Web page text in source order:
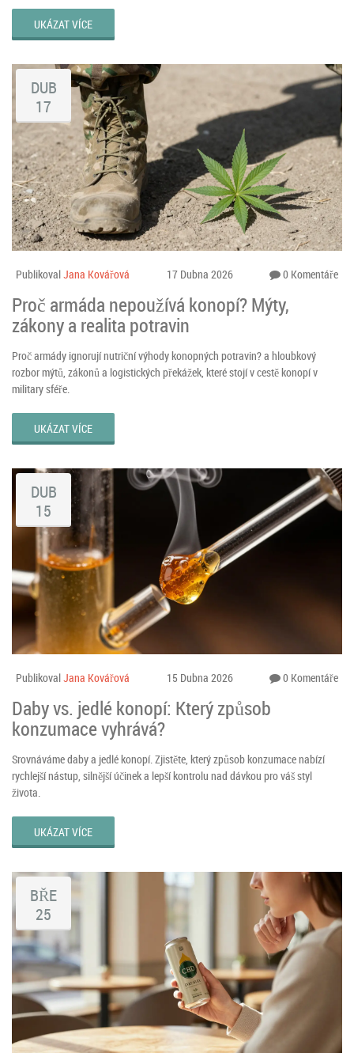
UKÁZAT VÍCE
DUB
17
PublikovalJana Kovářová 17 Dubna 2026 0 Komentáře
Proč armáda nepoužívá konopí? Mýty,
zákony a realita potravin
Proč armády ignorují nutriční výhody konopných potravin? a hloubkový
rozbor mýtů, zákonů a logistických překážek, které stojí v cestě konopí v
military sféře.
UKÁZAT VÍCE
DUB
15
PublikovalJana Kovářová 15 Dubna 2026 0 Komentáře
Daby vs. jedlé konopí: Který způsob
konzumace vyhrává?
Srovnáváme daby a jedlé konopí. Zjistěte, který způsob konzumace nabízí
rychlejší nástup, silnější účinek a lepší kontrolu nad dávkou pro váš styl
života.
UKÁZAT VÍCE
BŘE
25